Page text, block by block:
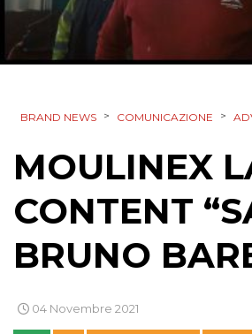
BRAND NEWS > COMUNICAZIONE >
MOULINEX
CONTENT
BRUNO
04 Novembre 2021